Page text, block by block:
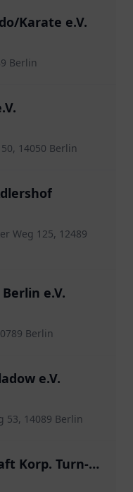
Karate e.V.
Berlin
14050 Berlin
Weg 125, 12489
e.V.
Berlin
e.V.
53, 14089 Berlin
Korp. Turn-